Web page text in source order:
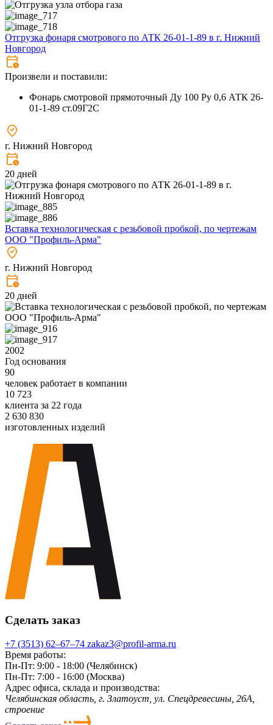
Отгрузка фонаря смотрового по АТК 26-01-1-89 в г. Нижний
Новгород
Произвели и поставили:
Фонарь смотровой прямоточный Ду 100 Ру 0,6 АТК 26-
01-1-89 ст.09Г2С
г. Нижний Новгород
20 дней
Вставка технологическая с резьбовой пробкой, по чертежам
ООО "Профиль-Арма"
г. Нижний Новгород
20 дней
2002
Год основания
90
человек работает в компании
10 723
клиента за 22 года
2 630 830
изготовленных изделий
Сделать заказ
+7 (3513) 62‒67‒74 zakaz3@profil-arma.ru
Время работы:
Пн-Пт: 9:00 - 18:00 (Челябинск)
Пн-Пт: 7:00 - 16:00 (Москва)
Адрес офиса, склада и производства:
Челябинская область, г. Злaтoycт, ул. Спецдревесины, 26А,
строение